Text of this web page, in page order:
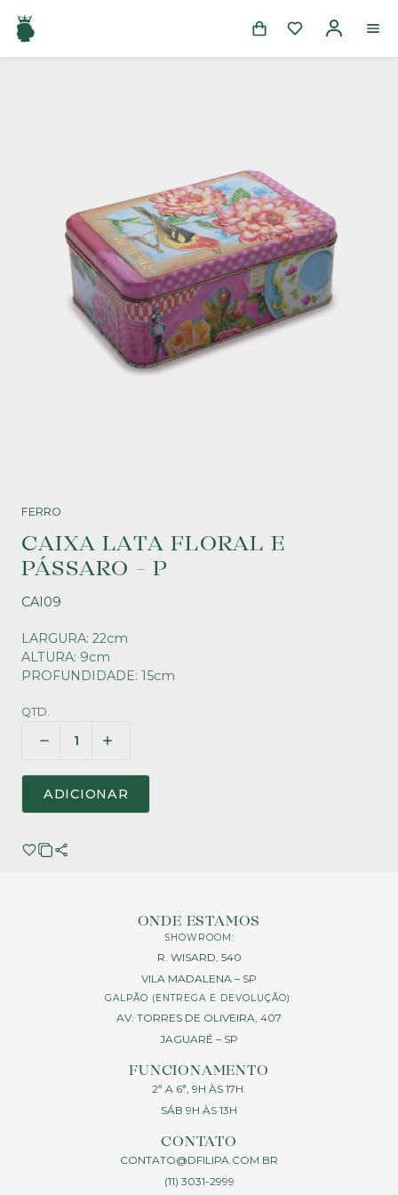
FERRO
CAIXA LATA FLORAL E
PÁSSARO - P
CAI09
LARGURA: 22cm
ALTURA: 9cm
PROFUNDIDADE: 15cm
QTD.
ADICIONAR
ONDE ESTAMOS
SHOWROOM:
R. WISARD, 540
VILA MADALENA – SP
GALPÃO (ENTREGA E DEVOLUÇÃO):
AV. TORRES DE OLIVEIRA, 407
JAGUARÉ – SP
FUNCIONAMENTO
2ª A 6ª, 9H ÀS 17H.
SÁB 9H ÀS 13H
CONTATO
CONTATO@DFILIPA.COM.BR
(11) 3031-2999